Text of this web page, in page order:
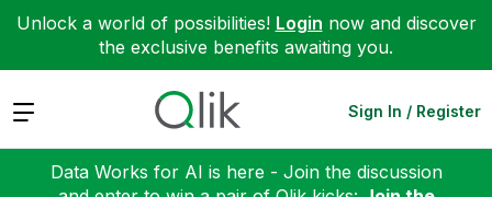
Unlock a world of possibilities! Login now and discover
the exclusive benefits awaiting you.
Expand Sign In / Register
Data Works for AI is here - Join the discussion